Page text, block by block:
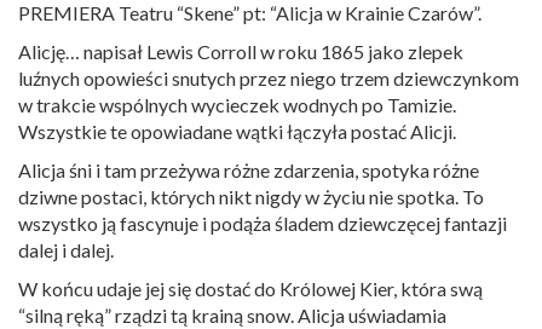
PREMIERA Teatru “Skene” pt: “Alicja w Krainie Czarów”.
Alicję… napisał Lewis Corroll w roku 1865 jako zlepek
luźnych opowieści snutych przez niego trzem dziewczynkom
w trakcie wspólnych wycieczek wodnych po Tamizie.
Wszystkie te opowiadane wątki łączyła postać Alicji.
Alicja śni i tam przeżywa różne zdarzenia, spotyka różne
dziwne postaci, których nikt nigdy w życiu nie spotka. To
wszystko ją fascynuje i podąża śladem dziewczęcej fantazji
dalej i dalej.
W końcu udaje jej się dostać do Królowej Kier, która swą
“silną ręką” rządzi tą krainą snow. Alicja uświadamia